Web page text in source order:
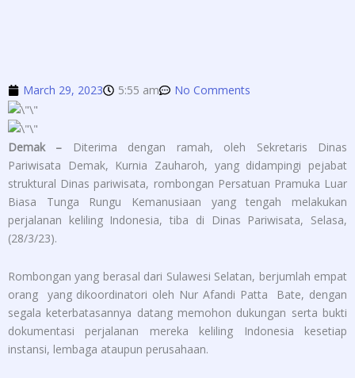
March 29, 2023 5:55 am No Comments
Demak –
Diterima dengan ramah, oleh Sekretaris Dinas
Pariwisata Demak, Kurnia Zauharoh, yang didampingi pejabat
struktural Dinas pariwisata, rombongan Persatuan Pramuka Luar
Biasa Tunga Rungu Kemanusiaan yang tengah melakukan
perjalanan keliling Indonesia, tiba di Dinas Pariwisata, Selasa,
(28/3/23).
Rombongan yang berasal dari Sulawesi Selatan, berjumlah empat
orang yang dikoordinatori oleh Nur Afandi Patta Bate, dengan
segala keterbatasannya datang memohon dukungan serta bukti
dokumentasi perjalanan mereka keliling Indonesia kesetiap
instansi, lembaga ataupun perusahaan.